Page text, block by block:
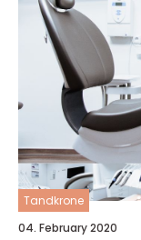
Tandkrone
04. February 2020